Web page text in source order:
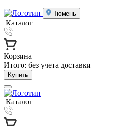
Тюмень
Каталог
Корзина
Итого: без учета доставки
Купить
Каталог